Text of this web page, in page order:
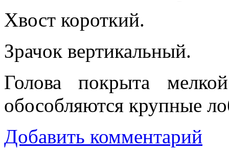
Хвост короткий.
Зрачок вертикальный.
Голова покрыта
обособляются крупные
Добавить комментарий